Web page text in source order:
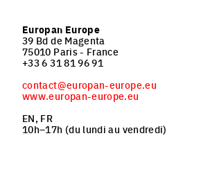
Europan Europe
39 Bd de Magenta
75010 Paris - France
+33 6 31 81 96 91
contact@europan-europe.eu
www.europan-europe.eu
EN, FR
10h–17h (du lundi au vendredi)